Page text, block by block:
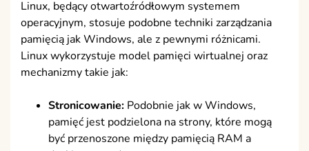
Linux, będący otwartoźródłowym systemem
operacyjnym, stosuje podobne techniki zarządzania
pamięcią jak Windows, ale z pewnymi różnicami.
Linux wykorzystuje model pamięci wirtualnej oraz
mechanizmy takie jak:
Stronicowanie: Podobnie jak w Windows,
pamięć jest podzielona na strony, które mogą
być przenoszone między pamięcią RAM a